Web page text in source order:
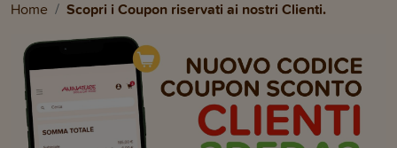
Home Scopri i Coupon riservati ai nostri Clienti.